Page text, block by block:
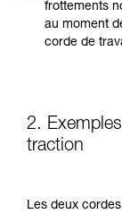
frottements
au moment
corde de
2.
traction
Les deux